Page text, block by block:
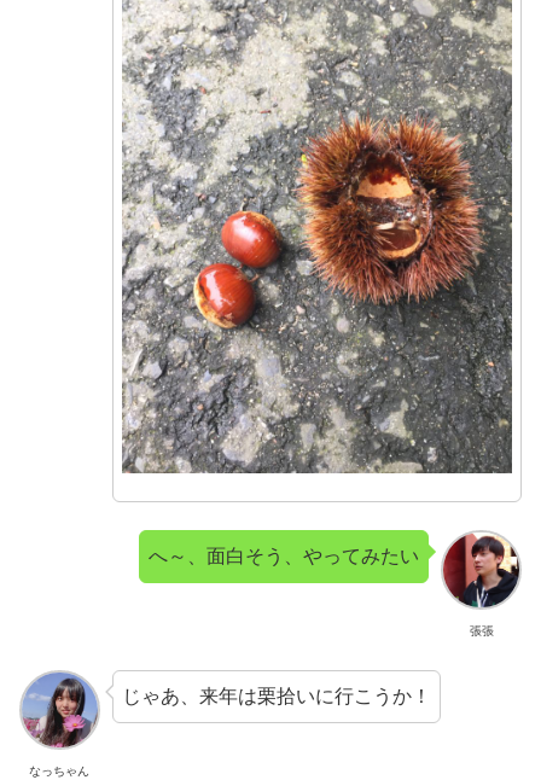
張張
へ～、面白そう、やってみたい
なっちゃん
じゃあ、来年は栗拾いに行こうか！